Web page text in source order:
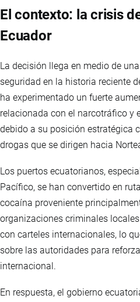
El contexto: la crisis
Ecuador
La decisión llega en medio de
seguridad en la historia reciente
ha experimentado un fuerte
relacionada con el narcotráfico y
debido a su posición estratégica
drogas que se dirigen hacia
Los puertos ecuatorianos,
Pacífico, se han convertido en
cocaína proveniente
organizaciones criminales
con carteles internacionales, lo
sobre las autoridades para
internacional.
En respuesta, el gobierno